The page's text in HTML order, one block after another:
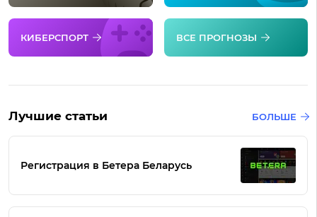
КИБЕРСПОРТ ВСЕ ПРОГНОЗЫ
Лучшие статьи БОЛЬШЕ
Регистрация в Бетера Беларусь